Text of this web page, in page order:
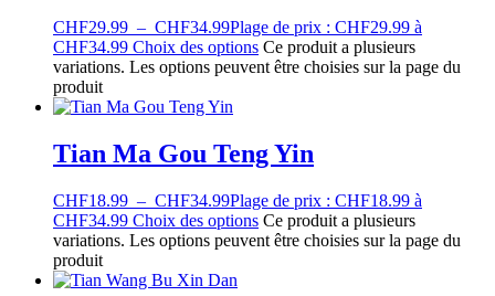
CHF29.99 – CHF34.99Plage de prix : CHF29.99 à
CHF34.99 Choix des options Ce produit a plusieurs
variations. Les options peuvent être choisies sur la page du
produit
Tian Ma Gou Teng Yin
CHF18.99 – CHF34.99Plage de prix : CHF18.99 à
CHF34.99 Choix des options Ce produit a plusieurs
variations. Les options peuvent être choisies sur la page du
produit